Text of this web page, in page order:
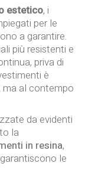
estetico, i
per le
a garantire.
più resistenti e
priva di
è
ma al contempo
da evidenti
la
in resina,
le